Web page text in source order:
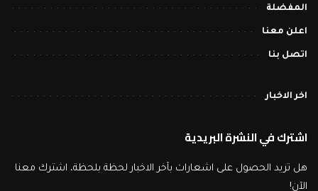
المفضلة
اعلن معنا
اتصل بنا
اخر الاخبار
اشترك في النشرة البريدية
هل تريد الحصول على اشعارات بآخر الاخبار لحظة بلحظة، اشترك معنا
الآن!